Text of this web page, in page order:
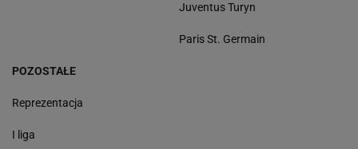
Juventus Turyn
Paris St. Germain
POZOSTAŁE
Reprezentacja
I liga